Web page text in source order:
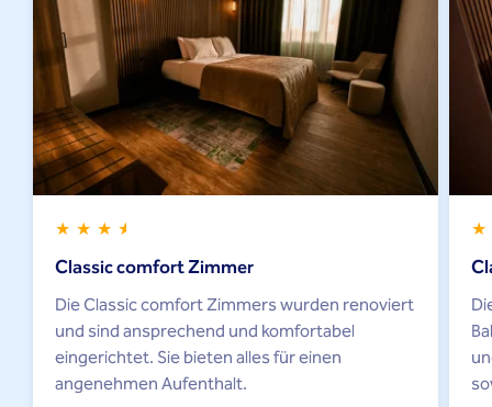
Classic comfort Zimmer
Die Classic comfort Zimmers wurden renoviert
und sind ansprechend und komfortabel
eingerichtet. Sie bieten alles für einen
angenehmen Aufenthalt.